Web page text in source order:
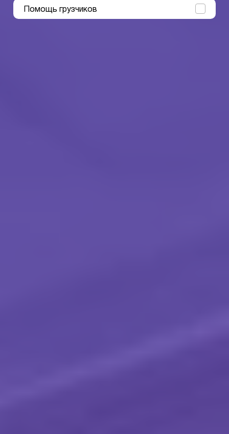
Помощь грузчиков